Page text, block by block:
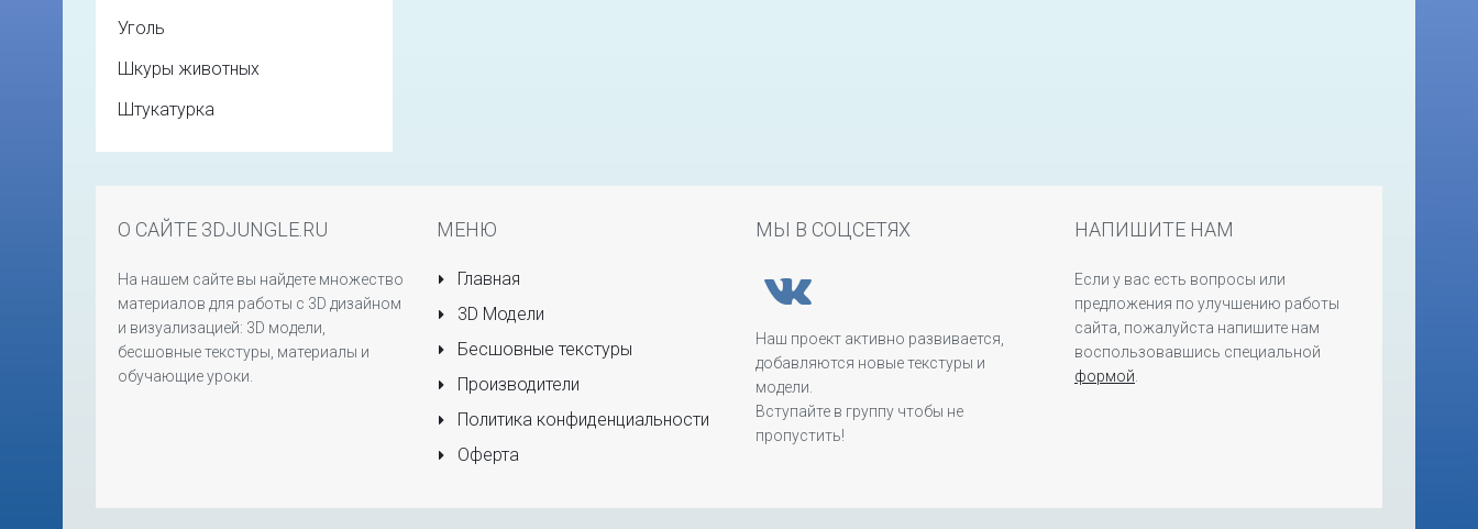
Уголь
Шкуры животных
Штукатурка
О САЙТЕ 3DJUNGLE.RU
На нашем сайте вы найдете множество
материалов для работы с 3D дизайном
и визуализацией: 3D модели,
бесшовные текстуры, материалы и
обучающие уроки.
МЕНЮ
Главная
3D Модели
Бесшовные текстуры
Производители
Политика конфиденциальности
Оферта
МЫ В СОЦСЕТЯХ
Наш проект активно развивается,
добавляются новые текстуры и
модели.
Вступайте в группу чтобы не
пропустить!
НАПИШИТЕ НАМ
Если у вас есть вопросы или
предложения по улучшению работы
сайта, пожалуйста напишите нам
воспользовавшись специальной
формой